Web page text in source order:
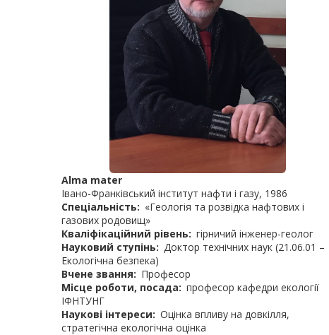
Alma mater
Івано-Франківський інститут нафти і газу, 1986
Спеціальність
«Геологія та розвідка нафтових і
газових родовищ»
Кваліфікаційний рівень
гірничий інженер-геолог
Науковий ступінь
Доктор технічних наук (21.06.01 –
Екологічна безпека)
Вчене звання
Професор
Місце роботи, посада
професор кафедри екології
ІФНТУНГ
Наукові інтереси
Оцінка впливу на довкілля,
стратегічна екологічна оцінка